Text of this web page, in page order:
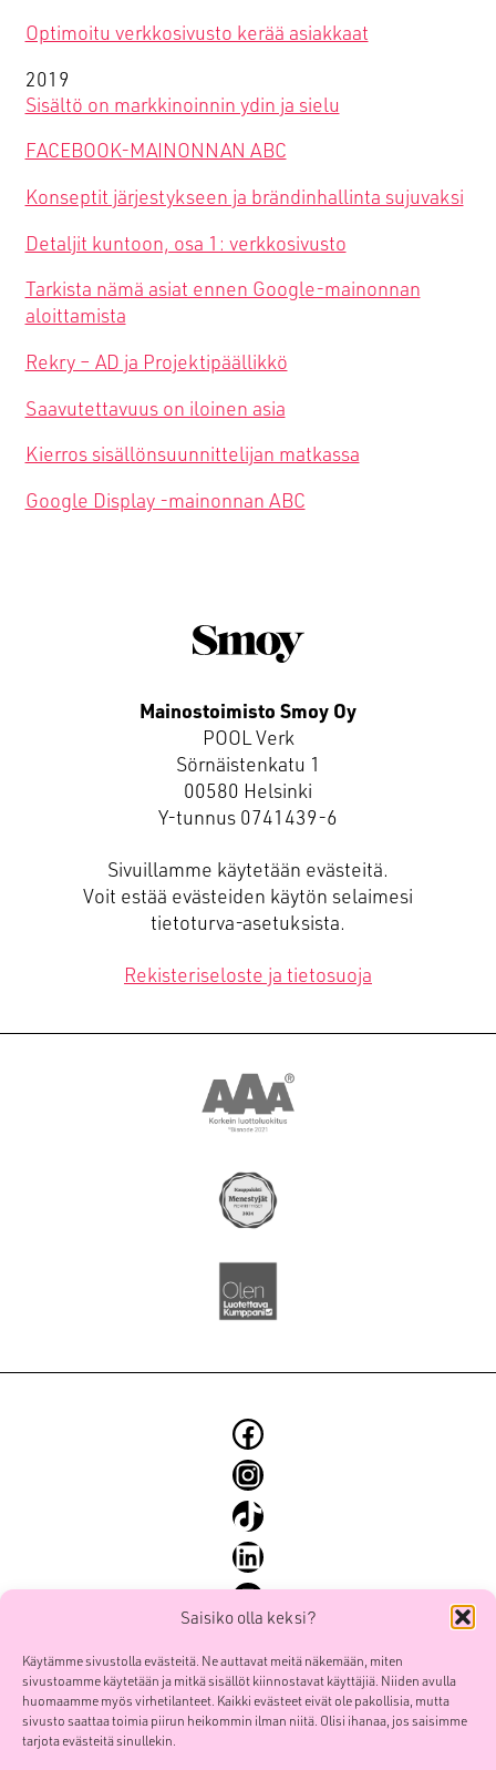
Saisiko olla keksi?
Käytämme sivustolla evästeitä. Ne auttavat meitä näkemään, miten
sivustoamme käytetään ja mitkä sisällöt kiinnostavat käyttäjiä. Niiden avulla
huomaamme myös virhetilanteet. Kaikki evästeet eivät ole pakollisia, mutta
sivusto saattaa toimia piirun heikommin ilman niitä. Olisi ihanaa, jos saisimme
tarjota evästeitä sinullekin.
Optimoitu verkkosivusto kerää asiakkaat
2019
Sisältö on markkinoinnin ydin ja sielu
FACEBOOK-MAINONNAN ABC
Konseptit järjestykseen ja brändinhallinta sujuvaksi
Detaljit kuntoon, osa 1: verkkosivusto
Tarkista nämä asiat ennen Google-mainonnan
aloittamista
Rekry – AD ja Projektipäällikkö
Saavutettavuus on iloinen asia
Kierros sisällönsuunnittelijan matkassa
Google Display -mainonnan ABC
Mainostoimisto Smoy Oy
POOL Verk
Sörnäistenkatu 1
00580 Helsinki
Y-tunnus 0741439-6
Sivuillamme käytetään evästeitä.
Voit estää evästeiden käytön selaimesi
tietoturva-asetuksista.
Rekisteriseloste ja tietosuoja
Facebook
Instagram
TikTok
LinkedIn
YouTube
Etusivu
Palvelut